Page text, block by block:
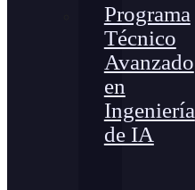
Programa
Técnico
Avanzado
en
Ingeniería
de IA